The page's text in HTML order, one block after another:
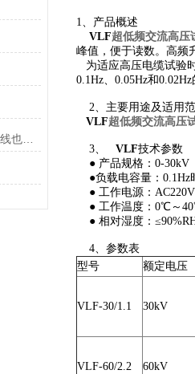
【端懿电气】为什么携带型接地线也称为三相短路接地线？
1、产品概述
VLF超低频交流高压
峰值，便于读数。高频
为适应高压电缆试验
0.1Hz、0.05Hz和
2、主要用途及适用
VLF超低频交流高压
3、 VLF技术参数
● 产品规格：0-30kV
●负载电容量：0.1Hz
● 工作电源：
● 工作温度：0℃～
● 相对湿度：
4、参数表
型号
额定电压
VLF-30/1.1 30kV
VLF-60/2.2 60kV